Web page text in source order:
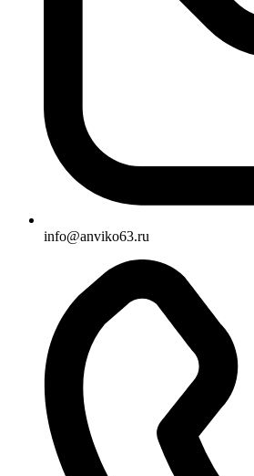
info@anviko63.ru